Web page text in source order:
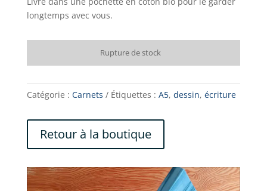
longtemps avec vous.
Rupture de stock
Catégorie : Carnets Étiquettes : A5, dessin, écriture
Retour à la boutique